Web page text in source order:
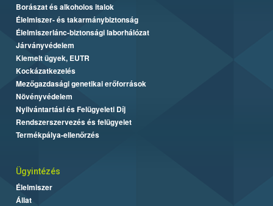
Borászat és alkoholos italok
Élelmiszer- és takarmánybiztonság
Élelmiszerlánc-biztonsági laborhálózat
Járványvédelem
Kiemelt ügyek, EUTR
Kockázatkezelés
Mezőgazdasági genetikai erőforrások
Növényvédelem
Nyilvántartási és Felügyeleti Díj
Rendszerszervezés és felügyelet
Termékpálya-ellenőrzés
Ügyintézés
Élelmiszer
Állat